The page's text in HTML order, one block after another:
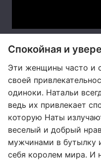
Спокойная и
Эти женщины часто и
своей
одиноки. Натальи
ведь их привлекает
которую Наты
веселый и добрый
мужчинами в бутылку
себя королем мира. И